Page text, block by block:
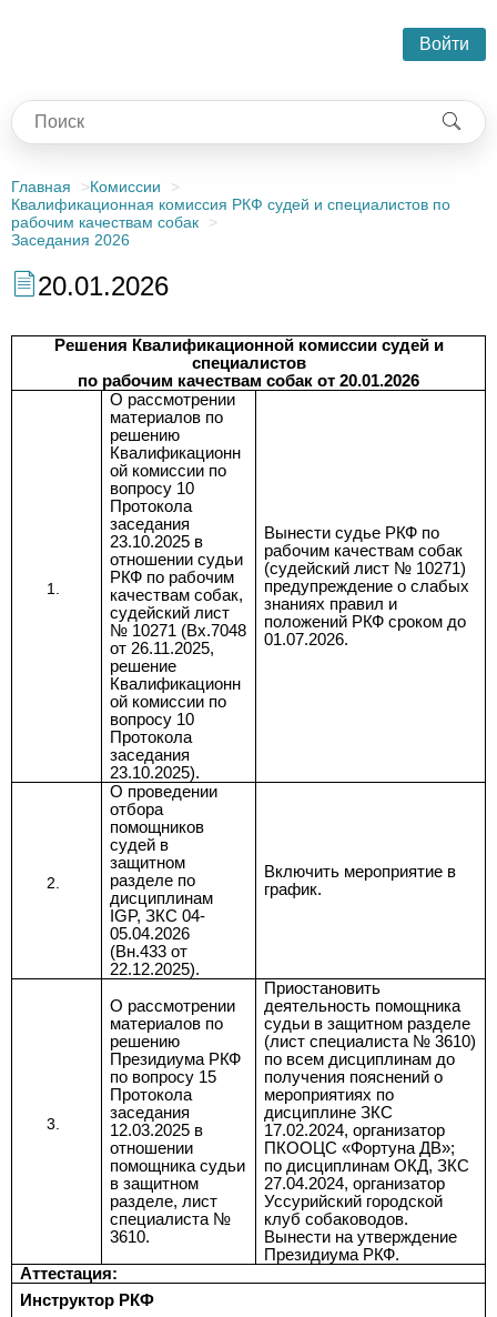
Войти
Главная
Комиссии
Квалификационная комиссия РКФ судей и специалистов по
рабочим качествам собак
Заседания 2026
20.01.2026
Решения Квалификационной комиссии судей и
специалистов
по рабочим качествам собак от 20.01.2026
О рассмотрении
материалов по
решению
Квалификационн
ой комиссии по
вопросу 10
Протокола
заседания
23.10.2025 в
отношении судьи
РКФ по рабочим
качествам собак,
судейский лист
№ 10271 (Вх.7048
от 26.11.2025,
решение
Квалификационн
ой комиссии по
вопросу 10
Протокола
заседания
23.10.2025).
Вынести судье РКФ по
рабочим качествам собак
(судейский лист № 10271)
предупреждение о слабых
знаниях правил и
положений РКФ сроком до
01.07.2026.
О проведении
отбора
помощников
судей в
защитном
разделе по
дисциплинам
IGP, ЗКС 04-
05.04.2026
(Вн.433 от
22.12.2025).
Включить мероприятие в
график.
О рассмотрении
материалов по
решению
Президиума РКФ
по вопросу 15
Протокола
заседания
12.03.2025 в
отношении
помощника судьи
в защитном
разделе, лист
специалиста №
3610.
Приостановить
деятельность помощника
судьи в защитном разделе
(лист специалиста № 3610)
по всем дисциплинам до
получения пояснений о
мероприятиях по
дисциплине ЗКС
17.02.2024, организатор
ПКООЦС «Фортуна ДВ»;
по дисциплинам ОКД, ЗКС
27.04.2024, организатор
Уссурийский городской
клуб собаководов.
Вынести на утверждение
Президиума РКФ.
Аттестация:
Инструктор РКФ